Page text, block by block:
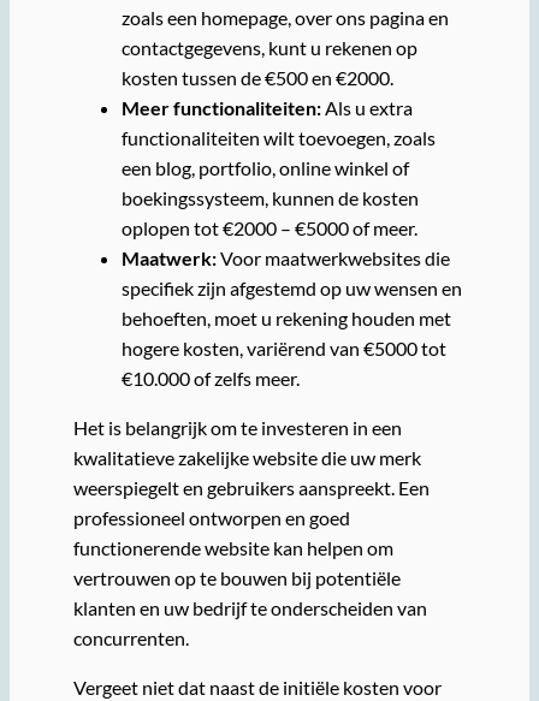
zoals een homepage, over ons pagina en
contactgegevens, kunt u rekenen op
kosten tussen de €500 en €2000.
Meer functionaliteiten:Als u extra
functionaliteiten wilt toevoegen, zoals
een blog, portfolio, online winkel of
boekingssysteem, kunnen de kosten
oplopen tot €2000 – €5000 of meer.
Maatwerk:Voor maatwerkwebsites die
specifiek zijn afgestemd op uw wensen en
behoeften, moet u rekening houden met
hogere kosten, variërend van €5000 tot
€10.000 of zelfs meer.
Het is belangrijk om te investeren in een
kwalitatieve zakelijke website die uw merk
weerspiegelt en gebruikers aanspreekt. Een
professioneel ontworpen en goed
functionerende website kan helpen om
vertrouwen op te bouwen bij potentiële
klanten en uw bedrijf te onderscheiden van
concurrenten.
Vergeet niet dat naast de initiële kosten voor